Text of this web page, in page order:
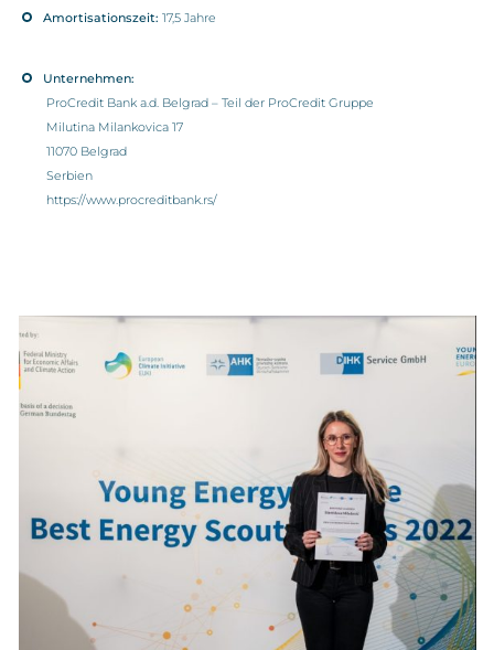
Amortisationszeit: 17,5 Jahre
Unternehmen:
ProCredit Bank a.d. Belgrad – Teil der ProCredit Gruppe
Milutina Milankovica 17
11070 Belgrad
Serbien
https://www.procreditbank.rs/